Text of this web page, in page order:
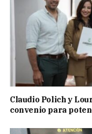
Claudio Polich y
convenio para